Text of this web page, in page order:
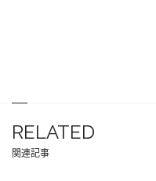
RELATED
関連記事